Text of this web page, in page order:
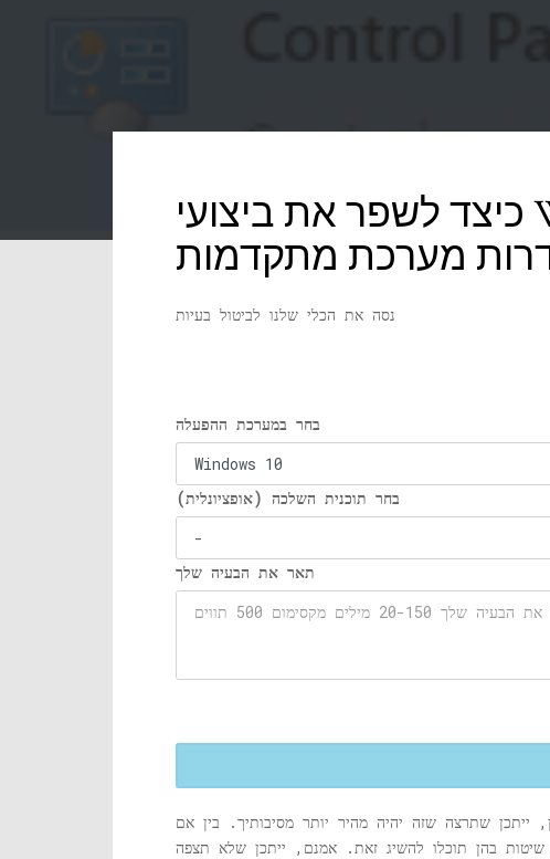
כיצד לשפר את ביצועי Windows באמצעות זיכרון וירטואלי, אפקטים
מערכת מתקדמות
נסה את הכלי שלנו לביטול בעיות
בחר במערכת ההפעלה
בחר תוכנית השלכה (אופציונלית)
תאר את הבעיה שלך
שתרצה שזה יהיה מהיר יותר מסיבותיך. בין אם
בהן תוכלו להשיג זאת. אמנם, ייתכן שלא תצפה